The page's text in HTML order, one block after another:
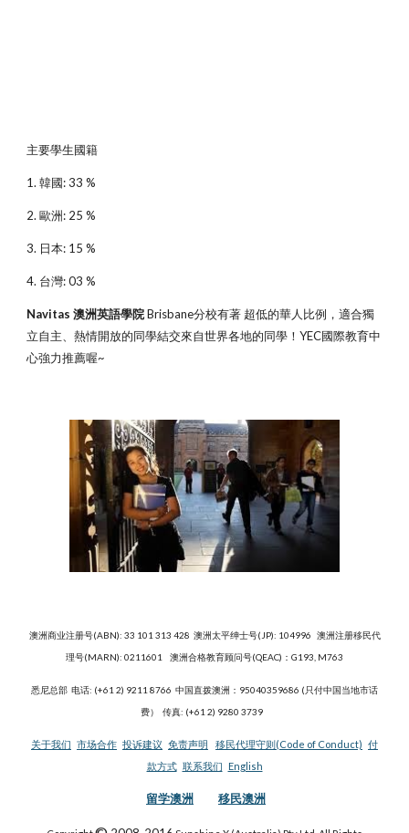
主要學生國籍
1. 韓國: 33 %
2. 歐洲: 25 %
3. 日本: 15 %
4. 台灣: 03 %
Navitas 澳洲英語學院Brisbane分校有著 超低的華人比例，適合獨
立自主、熱情開放的同學結交來自世界各地的同學！YEC國際教育中
心強力推薦喔~
澳洲商业注册号(ABN): 33 101 313 428 澳洲太平绅士号(JP): 104996 澳洲注册移民代
理号(MARN): 0211601 澳洲合格教育顾问号(QEAC)：G193, M763
悉尼总部 电话: (+61 2) 9211 8766 中国直拨澳洲：95040359686 (只付中国当地市话
费） 传真: (+61 2) 9280 3739
关于我们 市场合作 投诉建议 免责声明 移民代理守则(Code of Conduct) 付
款方式 联系我们 English
留学澳洲 移民澳洲